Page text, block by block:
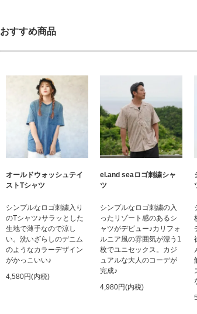
おすすめ商品
オールドウォッシュテイ
ストTシャツ
シンプルなロゴ刺繍入り
のTシャツ♪サラッとした
生地で薄手なので涼し
い。洗いざらしのデニム
のようなカラーデザイン
がかっこいい♪
4,580円(内税)
el.and seaロゴ刺繍シャ
ツ
シンプルなロゴ刺繍の入
ったリゾート感のあるシ
ャツがデビュー♪カリフォ
ルニア風の雰囲気が漂う1
枚でユニセックス。カジ
ュアルな大人のコーデが
完成♪
4,980円(内税)